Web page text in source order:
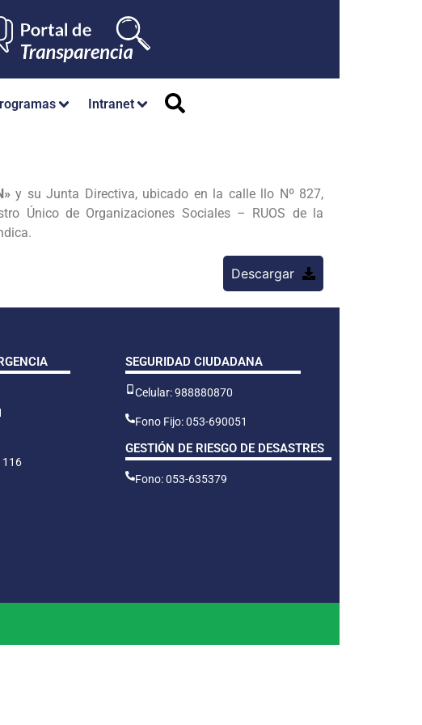
Intranet
y su Junta Directiva, ubicado en la calle llo Nº 827,
Único de Organizaciones Sociales – RUOS de la
Descargar
116
SEGURIDAD CIUDADANA
Celular: 988880870
Fono Fijo: 053-690051
GESTIÓN DE RIESGO DE DESASTRES
Fono: 053-635379